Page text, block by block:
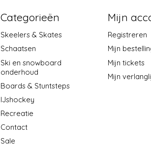
Categorieën
Skeelers & Skates
Schaatsen
Ski en snowboard
onderhoud
Boards & Stuntsteps
IJshockey
Recreatie
Contact
Sale
Mijn
Registreren
Mijn
Mijn tickets
Mijn